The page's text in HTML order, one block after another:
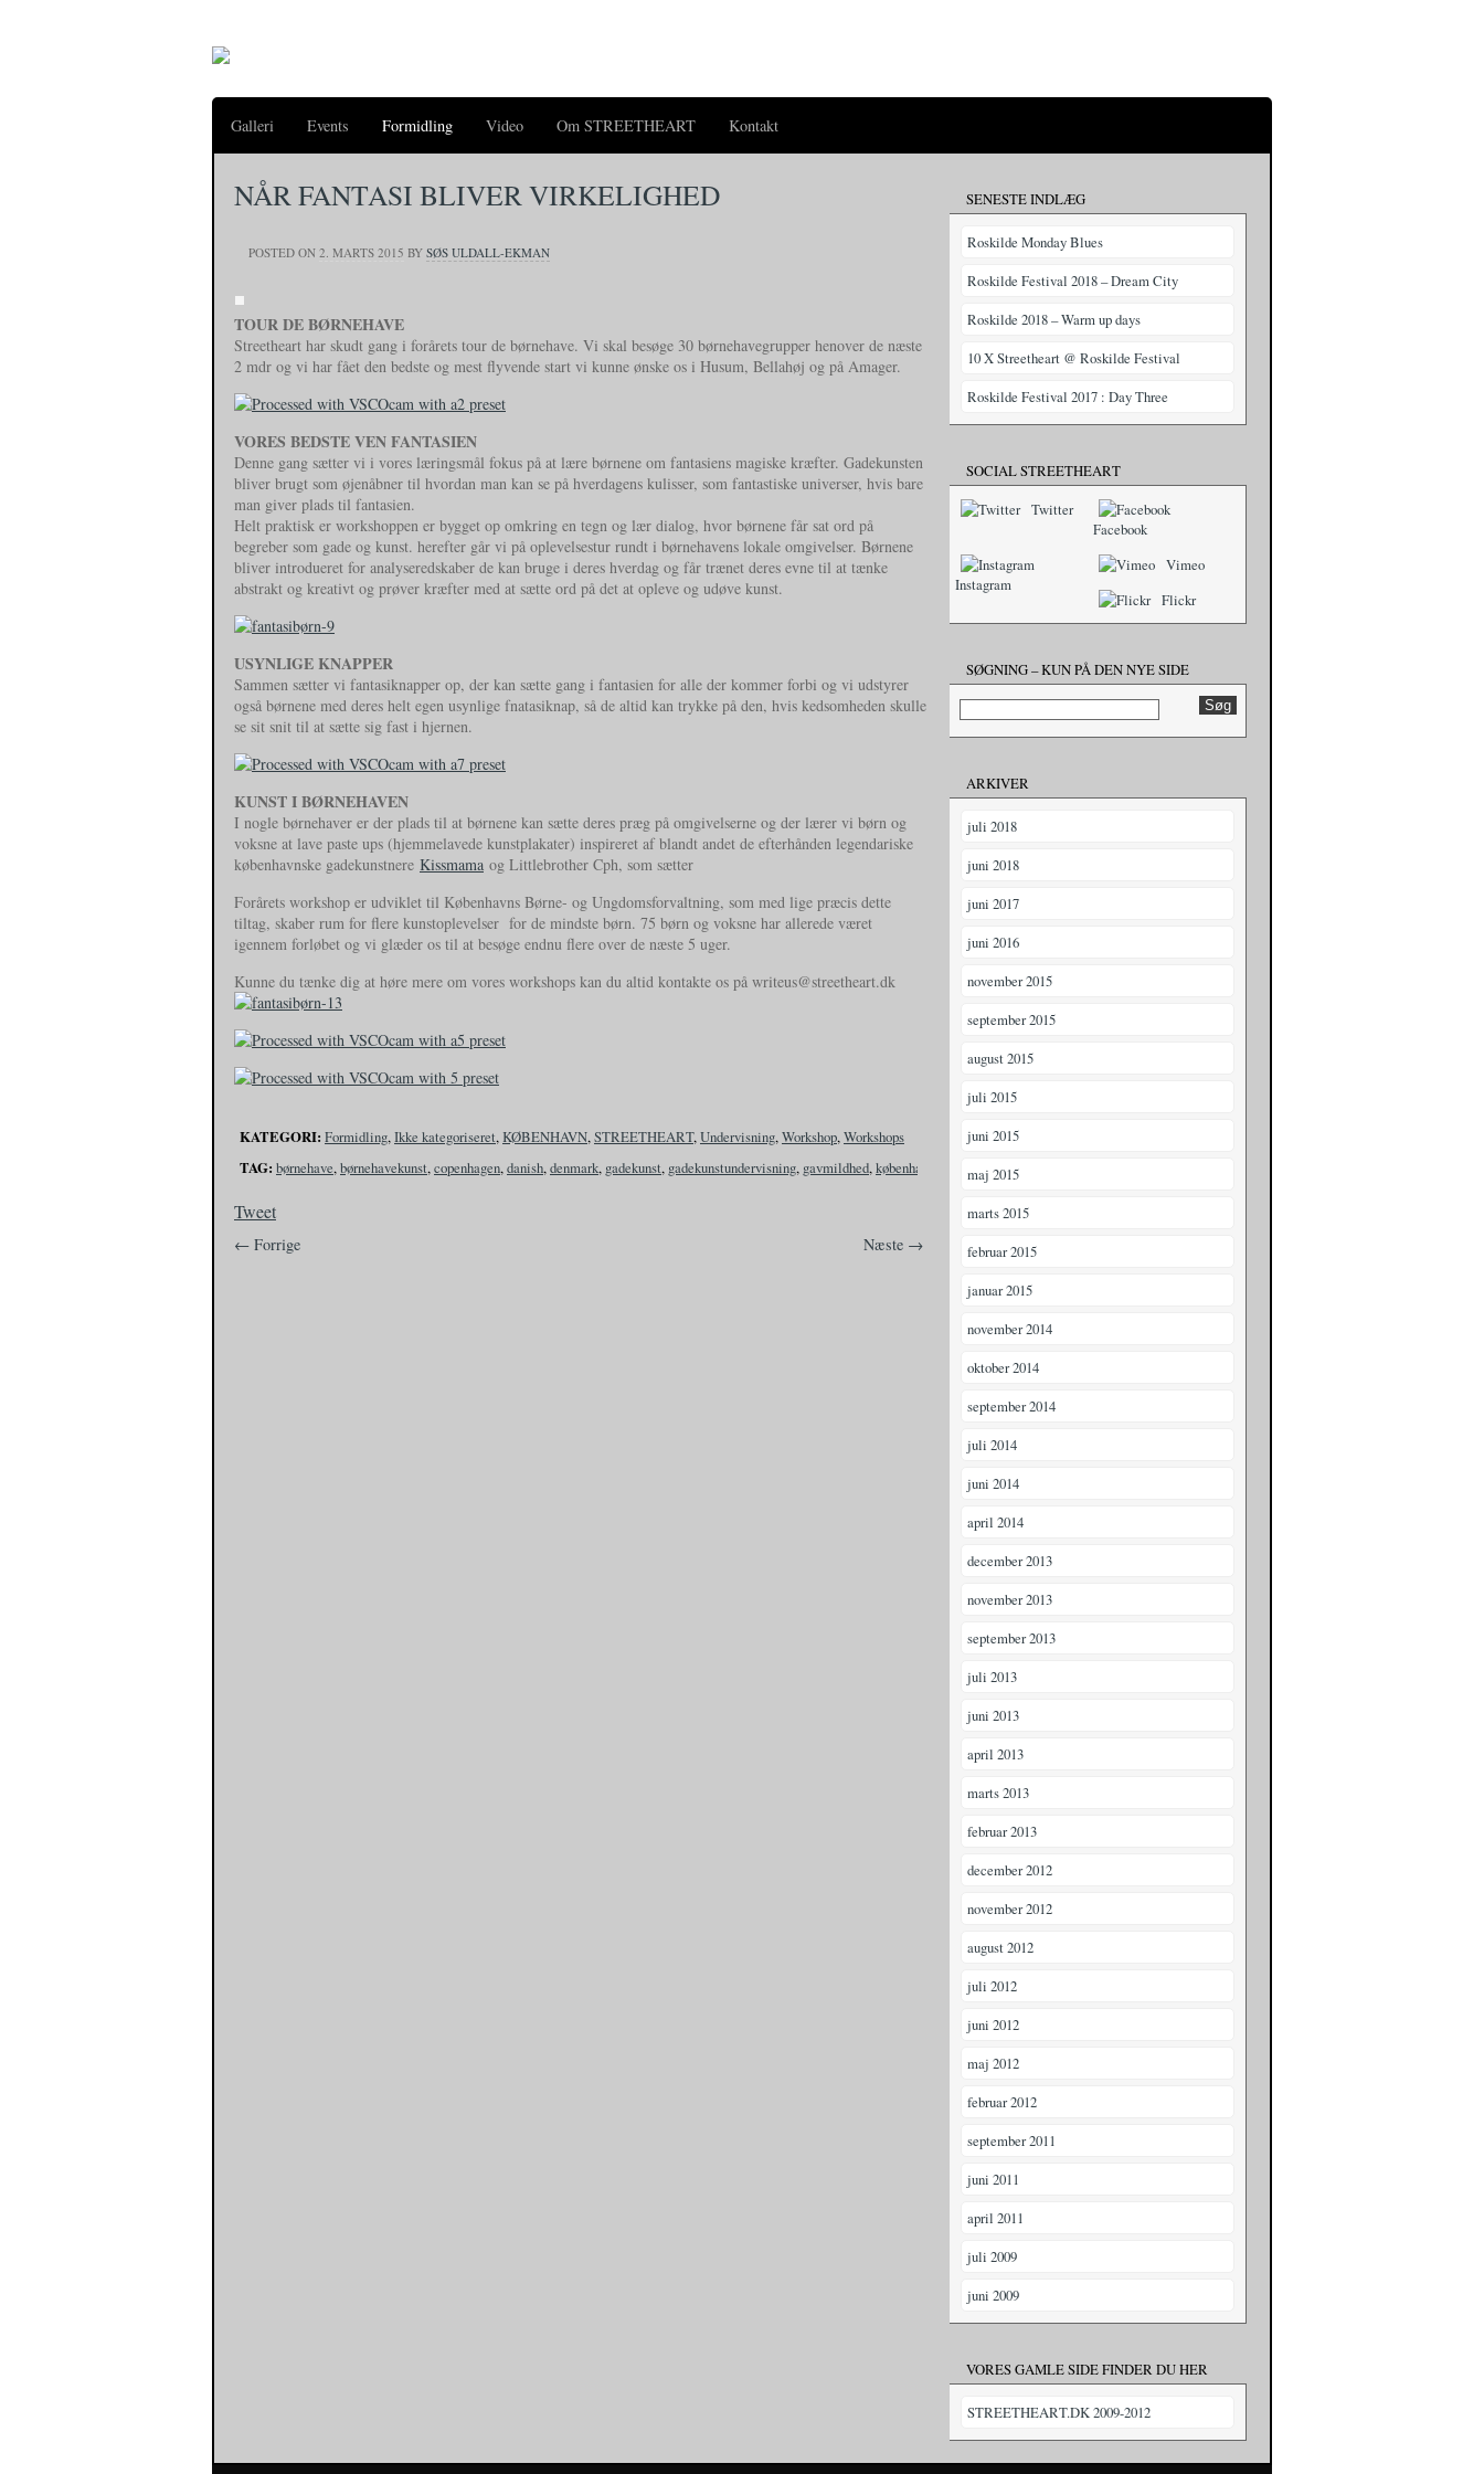
Galleri Events Formidling Video Om STREETHEART Kontakt
NÅR FANTASI BLIVER VIRKELIGHED
POSTED ON 2. MARTS 2015 BY SØS ULDALL-EKMAN
TOUR DE BØRNEHAVE
Streetheart har skudt gang i forårets tour de børnehave. Vi skal besøge 30 børnehavegrupper henover de næste
2 mdr og vi har fået den bedste og mest flyvende start vi kunne ønske os i Husum, Bellahøj og på Amager.
VORES BEDSTE VEN FANTASIEN
Denne gang sætter vi i vores læringsmål fokus på at lære børnene om fantasiens magiske kræfter. Gadekunsten
bliver brugt som øjenåbner til hvordan man kan se på hverdagens kulisser, som fantastiske universer, hvis bare
man giver plads til fantasien.
Helt praktisk er workshoppen er bygget op omkring en tegn og lær dialog, hvor børnene får sat ord på
begreber som gade og kunst. herefter går vi på oplevelsestur rundt i børnehavens lokale omgivelser. Børnene
bliver introdueret for analyseredskaber de kan bruge i deres hverdag og får trænet deres evne til at tænke
abstrakt og kreativt og prøver kræfter med at sætte ord på det at opleve og udøve kunst.
USYNLIGE KNAPPER
Sammen sætter vi fantasiknapper op, der kan sætte gang i fantasien for alle der kommer forbi og vi udstyrer
også børnene med deres helt egen usynlige fnatasiknap, så de altid kan trykke på den, hvis kedsomheden skulle
se sit snit til at sætte sig fast i hjernen.
KUNST I BØRNEHAVEN
I nogle børnehaver er der plads til at børnene kan sætte deres præg på omgivelserne og der lærer vi børn og
voksne at lave paste ups (hjemmelavede kunstplakater) inspireret af blandt andet de efterhånden legendariske
københavnske gadekunstnere Kissmama og Littlebrother Cph, som sætter
Forårets workshop er udviklet til Københavns Børne- og Ungdomsforvaltning, som med lige præcis dette
tiltag, skaber rum for flere kunstoplevelser for de mindste børn. 75 børn og voksne har allerede været
igennem forløbet og vi glæder os til at besøge endnu flere over de næste 5 uger.
Kunne du tænke dig at høre mere om vores workshops kan du altid kontakte os på writeus@streetheart.dk
KATEGORI: Formidling,Ikke kategoriseret,KØBENHAVN,STREETHEART,Undervisning,Workshop,Workshops
TAG: børnehave,børnehavekunst,copenhagen,danish,denmark, gadekunst, gadekunstundervisning, gavmildhed,københavn paraply. kunst
Tweet
← Forrige Næste →
SENESTE INDLÆG
Roskilde Monday Blues
Roskilde Festival 2018 – Dream City
Roskilde 2018 – Warm up days
10 X Streetheart @ Roskilde Festival
Roskilde Festival 2017 : Day Three
SOCIAL STREETHEART
Twitter
Facebook
Instagram
Vimeo
Flickr
SØGNING – KUN PÅ DEN NYE SIDE
ARKIVER
juli 2018
juni 2018
juni 2017
juni 2016
november 2015
september 2015
august 2015
juli 2015
juni 2015
maj 2015
marts 2015
februar 2015
januar 2015
november 2014
oktober 2014
september 2014
juli 2014
juni 2014
april 2014
december 2013
november 2013
september 2013
juli 2013
juni 2013
april 2013
marts 2013
februar 2013
december 2012
november 2012
august 2012
juli 2012
juni 2012
maj 2012
februar 2012
september 2011
juni 2011
april 2011
juli 2009
juni 2009
VORES GAMLE SIDE FINDER DU HER
STREETHEART.DK 2009-2012